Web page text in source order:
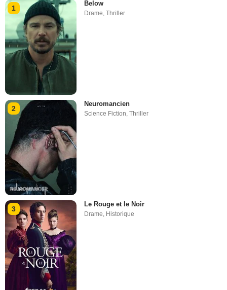
1
Below
Drame ,Thriller
2
Neuromancien
Science Fiction,Thriller
3
Le Rouge et le Noir
Drame, Historique